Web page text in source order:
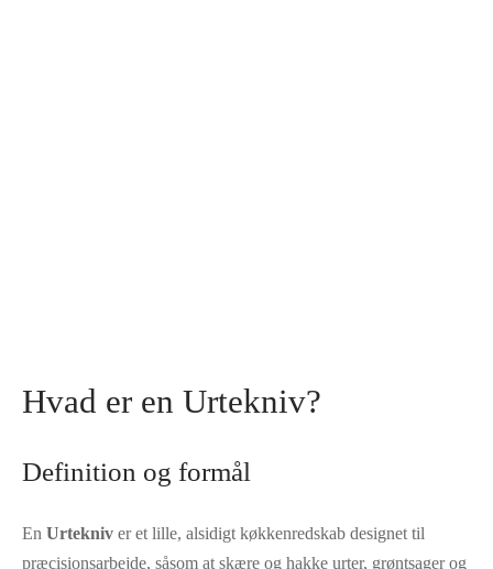
Hvad er en Urtekniv?
Definition og formål
En Urtekniv er et lille, alsidigt køkkenredskab designet til
præcisionsarbejde, såsom at skære og hakke urter, grøntsager og